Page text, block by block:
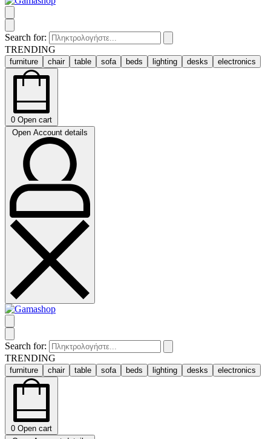
Search for:
TRENDING
furniture chair table sofa beds lighting desks electronics
0 Open cart
Open Account details
Search for:
TRENDING
furniture chair table sofa beds lighting desks electronics
0 Open cart